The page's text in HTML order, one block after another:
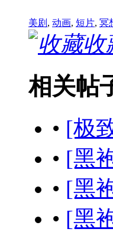
美剧 , 动画, 短片, 冥
收
相关帖
• [极
• [黑
• [黑
• [黑